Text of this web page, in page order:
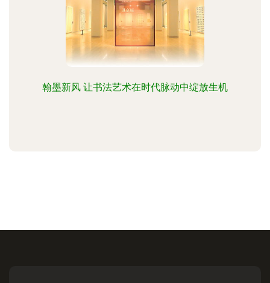
翰墨新风 让书法艺术在时代脉动中绽放生机